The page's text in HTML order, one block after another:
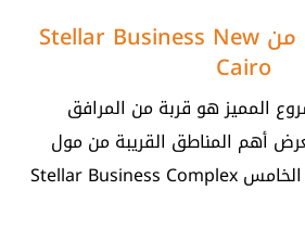
الأماكن القريبة من Stellar Business New
Cairo
المميز هو قربة من المرافق
أهم المناطق القريبة من مول
ستيلار بيزنس التجمع الخامس Stellar Business Complex